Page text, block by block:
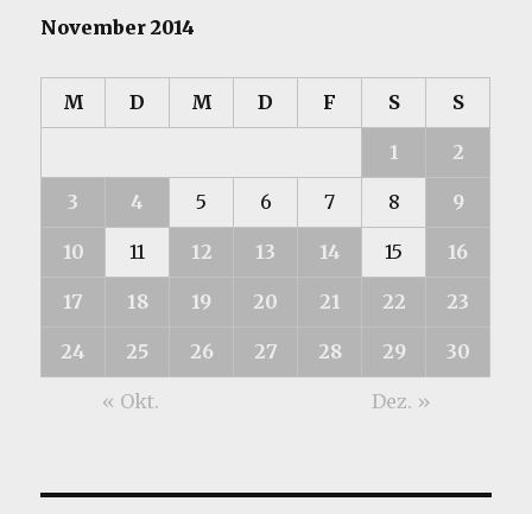
November 2014
M D M D F S S
1 2
3 4 5 6 7 8 9
10 11 12 13 14 15 16
17 18 19 20 21 22 23
24 25 26 27 28 29 30
« Okt. Dez. »